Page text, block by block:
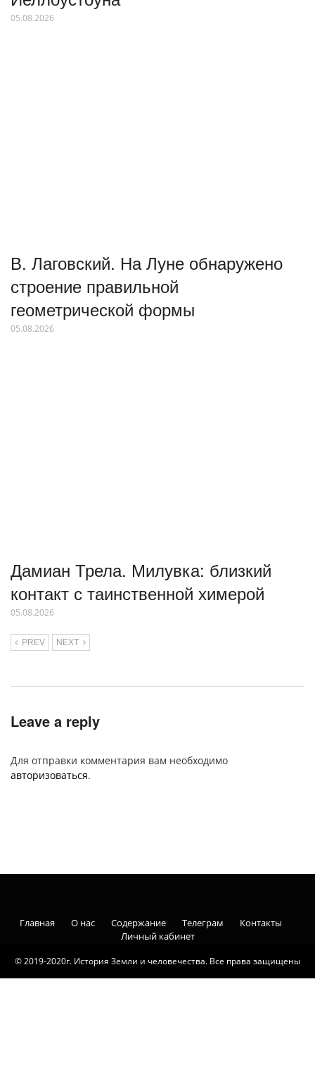
05.08.2026
В. Лаговский. На Луне обнаружено
строение правильной
геометрической формы
05.08.2026
Дамиан Трела. Милувка: близкий
контакт с таинственной химерой
05.08.2026
PREV NEXT
Leave a reply
Для отправки комментария вам необходимо
авторизоваться.
© 2019-2020г. История Земли и человечества. Все права защищены
Главная О нас Содержание Телеграм
Контакты
Личный кабинет